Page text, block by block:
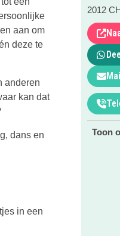
aan om
deze te
anderen
kan dat
dans en
in een
2012
Toon